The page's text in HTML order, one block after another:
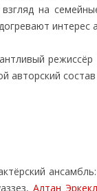
на
интерес
авторский
ансамбль:
Алтан